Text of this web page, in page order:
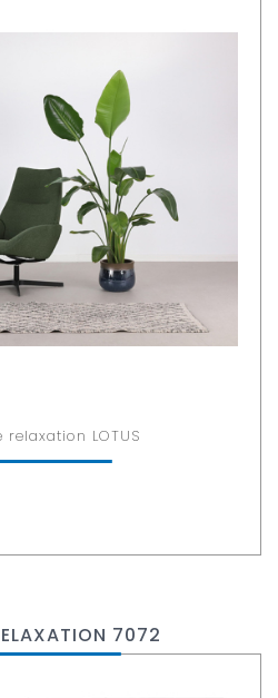
relaxation LOTUS
7072